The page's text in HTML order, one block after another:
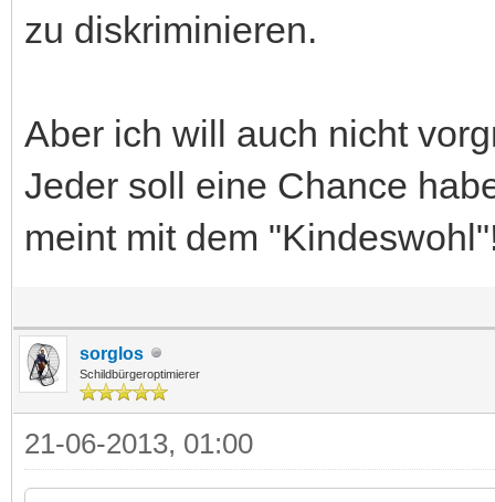
zu diskriminieren.
Aber ich will auch nicht
Jeder soll eine Chance
meint mit dem
sorglos
Schildbürgeroptimierer
21-06-2013, 01:00